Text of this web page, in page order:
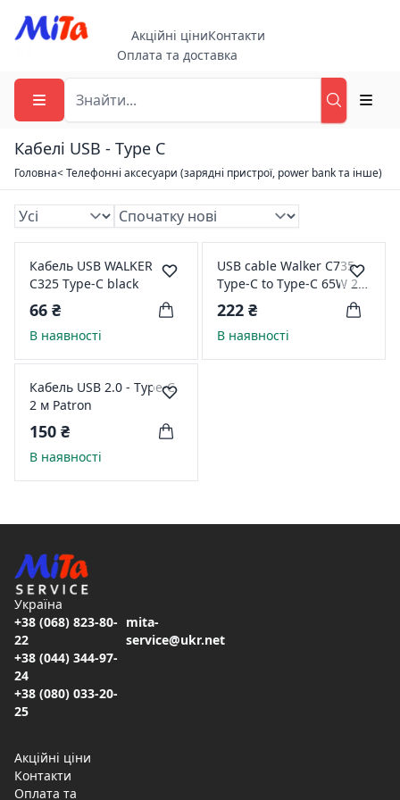
Акційні ціниКонтакти
Оплата та доставка
Кабелі USB - Type C
Головна< Телефонні аксесуари (зарядні пристрої, power bank та інше)
Кабель USB WALKER
C325 Type-C black
66 ₴
В наявності
USB cable Walker C735
Type-C to Type-C 65W 2
m black
222 ₴
В наявності
Кабель USB 2.0 - Type-C
2 м Patron
150 ₴
В наявності
Україна
+38 (068) 823-80-
22
+38 (044) 344-97-
24
+38 (080) 033-20-
25
mita-
service@ukr.net
Акційні ціни
Контакти
Оплата та